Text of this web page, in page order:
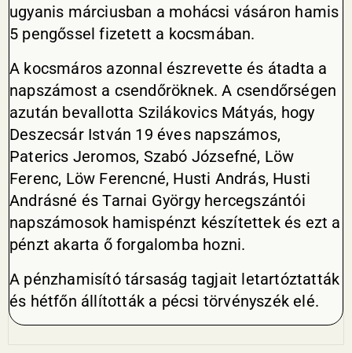
ugyanis márciusban a mohácsi vásáron hamis
5 pengőssel fizetett a kocsmában.
A kocsmáros azonnal észrevette és átadta a
napszámost a csendőröknek. A csendőrségen
azután bevallotta Szilákovics Mátyás, hogy
Deszecsár István 19 éves napszámos,
Paterics Jeromos, Szabó Józsefné, Löw
Ferenc, Löw Ferencné, Husti András, Husti
Andrásné és Tarnai György hercegszántói
napszámosok hamispénzt készítettek és ezt a
pénzt akarta ő forgalomba hozni.
A pénzhamisító társaság tagjait letartóztatták
és hétfőn állították a pécsi törvényszék elé.